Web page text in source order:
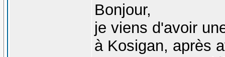
Bonjour,
je viens d'avoir
à Kosigan, après